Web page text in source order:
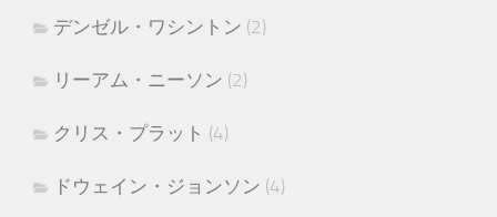
デンゼル・ワシントン (2)
リーアム・ニーソン (2)
クリス・プラット (4)
ドウェイン・ジョンソン (4)